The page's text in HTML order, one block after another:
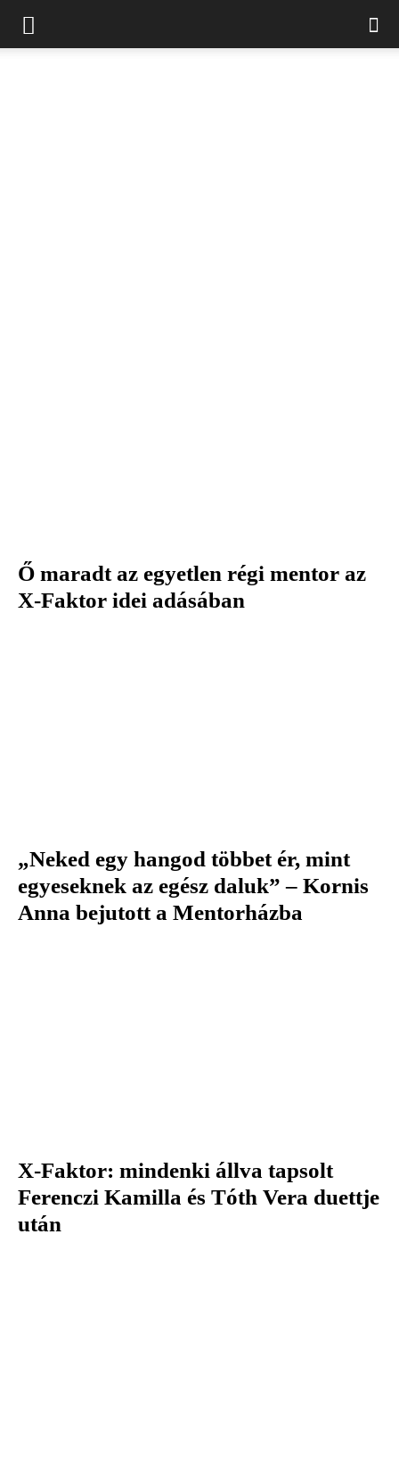
Ő maradt az egyetlen régi mentor az
X-Faktor idei adásában
„Neked egy hangod többet ér, mint
egyeseknek az egész daluk” – Kornis
Anna bejutott a Mentorházba
X-Faktor: mindenki állva tapsolt
Ferenczi Kamilla és Tóth Vera duettje
után